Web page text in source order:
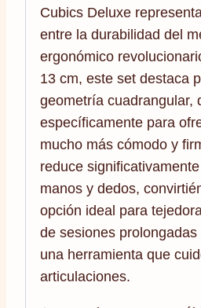
Cubics Deluxe
entre la durabilidad del
ergonómico
13 cm, este set destaca
geometría cuadrangular,
específicamente para
mucho más cómodo y
reduce
manos y dedos,
opción ideal para
de sesiones
una herramienta que
articulaciones.